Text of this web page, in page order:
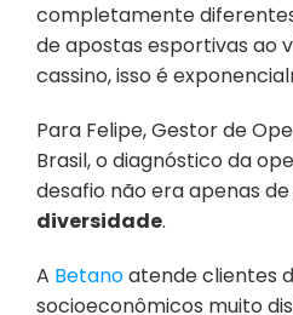
completamente
de apostas esportivas ao
cassino, isso é
Para Felipe, Gestor de
Brasil, o diagnóstico da
diversidade.
A Betano atende clientes
socioeconômicos muito